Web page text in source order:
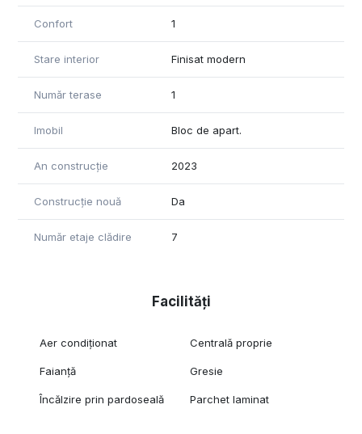
Confort 1
Stare interior Finisat modern
Număr terase 1
Imobil Bloc de apart.
An construcție 2023
Construcție nouă Da
Număr etaje clădire 7
Facilități
Aer condiționat Centrală proprie
Faianță Gresie
Încălzire prin pardoseală Parchet laminat